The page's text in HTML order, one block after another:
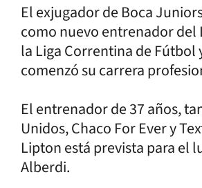
El exjugador de Boca
como nuevo entrenador del
la Liga Correntina de
comenzó su carrera
El entrenador de 37 años,
Unidos, Chaco For Ever y
Lipton está prevista para el
Alberdi.